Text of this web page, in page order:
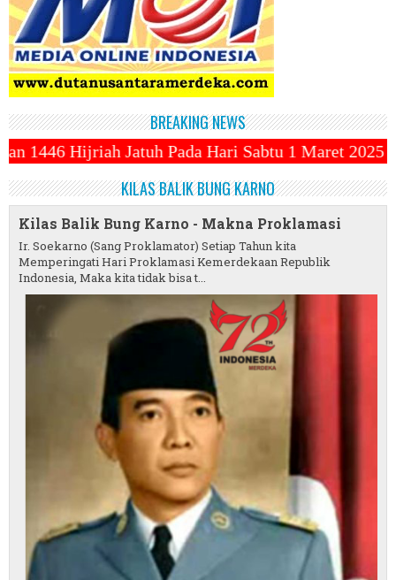
BREAKING NEWS
Pada Hari Sabtu 1 Maret 2025 ~||~ 1 Syawal
KILAS BALIK BUNG KARNO
Kilas Balik Bung Karno - Makna Proklamasi
Ir. Soekarno (Sang Proklamator) Setiap Tahun kita
Memperingati Hari Proklamasi Kemerdekaan Republik
Indonesia, Maka kita tidak bisa t...